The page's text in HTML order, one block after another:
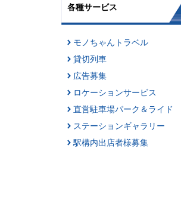
各種サービス
モノちゃんトラベル
貸切列車
広告募集
ロケーションサービス
直営駐車場パーク＆ライド
ステーションギャラリー
駅構内出店者様募集